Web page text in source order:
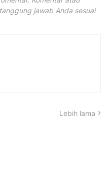
jawab Anda sesuai
Lebih lama